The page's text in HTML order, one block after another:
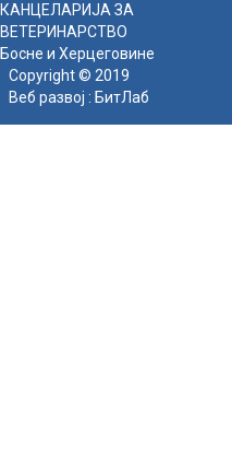
КАНЦЕЛАРИЈА ЗА
ВЕТЕРИНАРСТВО
Босне и Херцеговине
Copyright © 2019
Веб развој : БитЛаб